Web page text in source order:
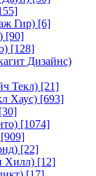
Гир) [6]
[90]
[128]
Дизайнс)
Текл) [21]
Хаус) [693]
[30]
[1074]
[909]
[22]
Хилл) [12]